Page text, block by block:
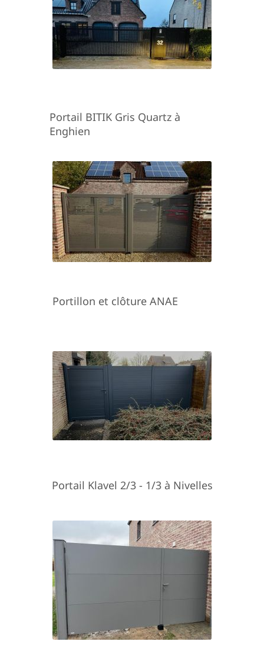
Portail BITIK Gris Quartz à
Enghien
Portillon et clôture ANAE
Portail Klavel 2/3 - 1/3 à Nivelles